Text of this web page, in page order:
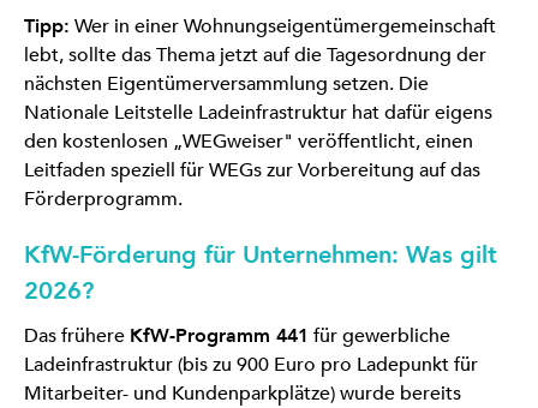
Tipp: Wer in einer Wohnungseigentümergemeinschaft
lebt, sollte das Thema jetzt auf die Tagesordnung der
nächsten Eigentümerversammlung setzen. Die
Nationale Leitstelle Ladeinfrastruktur hat dafür eigens
den kostenlosen „WEGweiser" veröffentlicht, einen
Leitfaden speziell für WEGs zur Vorbereitung auf das
Förderprogramm.
KfW-Förderung für Unternehmen: Was gilt
2026?
Das frühere KfW-Programm 441 für gewerbliche
Ladeinfrastruktur (bis zu 900 Euro pro Ladepunkt für
Mitarbeiter- und Kundenparkplätze) wurde bereits